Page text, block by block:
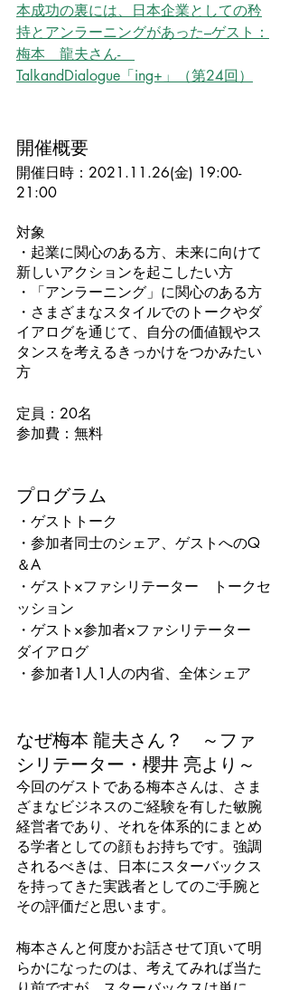
本成功の裏には、日本企業としての矜
持とアンラーニングがあった–ゲスト：
梅本　龍夫さん-
TalkandDialogue「ing+」（第24回）
開催概要
開催日時：2021.11.26(金) 19:00-
21:00
・起業に関心のある方、未来に向けて
新しいアクションを起こしたい方
・「アンラーニング」に関心のある方
・さまざまなスタイルでのトークやダ
イアログを通じて、自分の価値観やス
タンスを考えるきっかけをつかみたい
方
定員：20名
参加費：無料
プログラム
・ゲストトーク
・参加者同士のシェア、ゲストへのQ
＆A
・ゲスト×ファシリテーター　トークセ
ッション
・ゲスト×参加者×ファシリテーター
ダイアログ
・参加者1人1人の内省、全体シェア
なぜ梅本 龍夫さん？　～ファ
シリテーター・櫻井 亮より～
今回のゲストである梅本さんは、さま
ざまなビジネスのご経験を有した敏腕
経営者であり、それを体系的にまとめ
る学者としての顔もお持ちです。強調
されるべきは、日本にスターバックス
を持ってきた実践者としてのご手腕と
その評価だと思います。
梅本さんと何度かお話させて頂いて明
らかになったのは、考えてみれば当た